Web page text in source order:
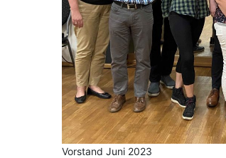
Vorstand Juni 2023